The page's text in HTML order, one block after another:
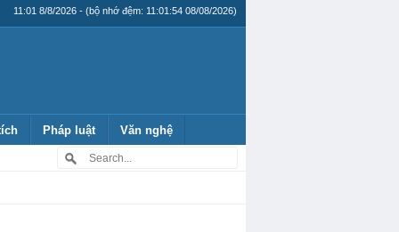
11:01 8/8/2026 - (bộ nhớ đệm: 11:01:54 08/08/2026)
Pháp luật Văn nghệ